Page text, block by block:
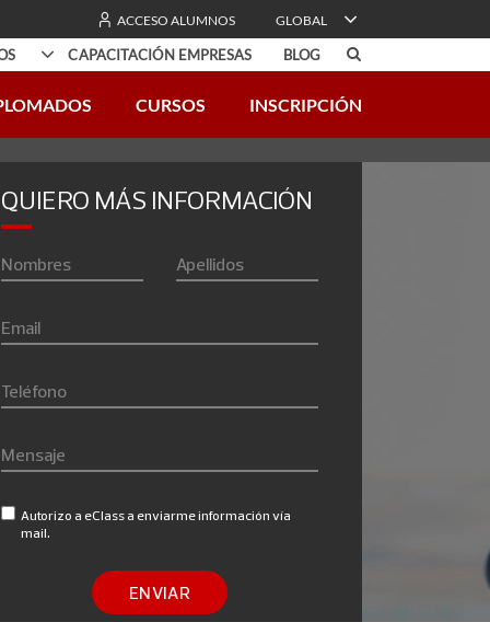
ACCESO ALUMNOS GLOBAL
Open eClass
Cursos gratuitos 100% online
CAPACITACIÓN EMPRESAS BLOG
CURSOS INSCRIPCIÓN
QUIERO MÁS INFORMACIÓN
Nombres Apellidos
Email
Teléfono
Mensaje
Autorizo a eClass a enviarme información vía
mail.
ENVIAR